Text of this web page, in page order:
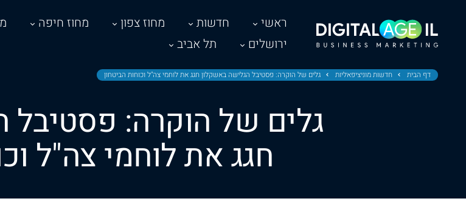
ראשי חדשות מחוז צפון מחוז חיפה
ירושלים
תל אביב
דף הבית חדשות מוניציפאליות גלים של הוקרה: פסטיבל הגלישה באשקלון חגג את לוחמי צה"ל וכוחות הביטחון
גלים של הוקרה: פסטיבל
חגג את לוחמי צה"ל